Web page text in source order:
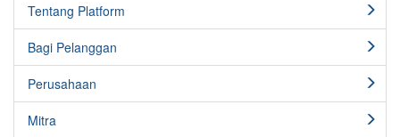
Tentang Platform
Bagi Pelanggan
Perusahaan
Mitra